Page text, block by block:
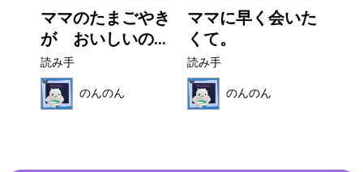
ママのたまごやき
が おいしいの...
読み手
のんのん
ママに早く会いた
くて。
読み手
のんのん